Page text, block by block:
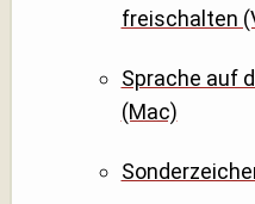
freischalten
Sprache auf
(Mac)